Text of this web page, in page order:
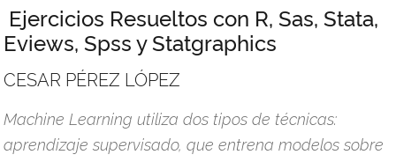
Ejercicios Resueltos con R, Sas, Stata,
Eviews, Spss y Statgraphics
CESAR PÉREZ LÓPEZ
Machine Learning utiliza dos tipos de técnicas:
aprendizaje supervisado, que entrena modelos sobre